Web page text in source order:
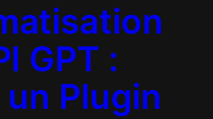
GPT :
Plugin